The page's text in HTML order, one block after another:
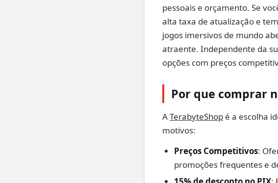
pessoais e orçamento. Se
alta taxa de atualização e
jogos imersivos de mundo
atraente. Independente da
opções com preços
Por que comprar
ATerabyteShop é a escolha
motivos:
Preços Competitivos:
promoções frequentes e